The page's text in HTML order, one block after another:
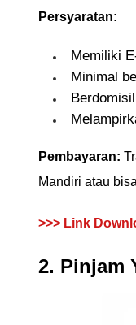
Persyaratan:
Memiliki
Minimal
Pembayaran:
Mandiri atau
>>> Link
2. Pinjam